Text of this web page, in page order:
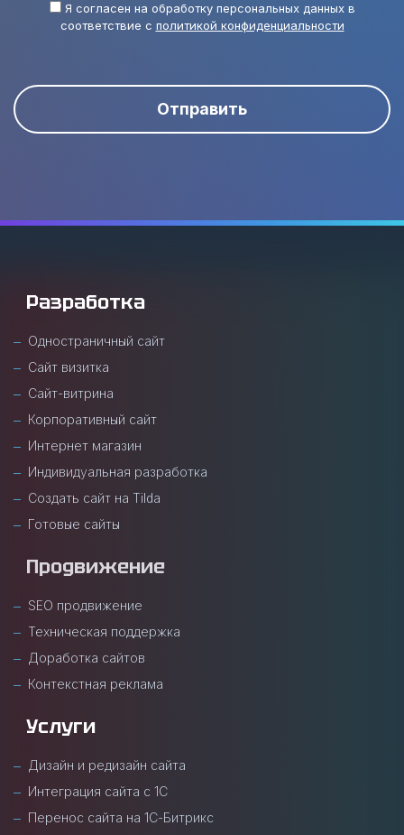
Я согласен на обработку персональных данных в
соответствие с политикой конфиденциальности
Отправить
Разработка
Одностраничный сайт
Сайт визитка
Сайт-витрина
Корпоративный сайт
Интернет магазин
Индивидуальная разработка
Создать сайт на Tilda
Готовые сайты
Продвижение
SEO продвижение
Техническая поддержка
Доработка сайтов
Контекстная реклама
Услуги
Дизайн и редизайн сайта
Интеграция сайта с 1С
Перенос сайта на 1С-Битрикс